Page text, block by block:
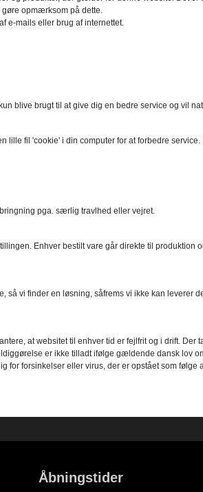
gøre opmærksom på dette.
e-mails eller brug af internettet.
blive brugt til at give dig en bedre service og vil
lille fil 'cookie' i din computer for at forbedre
pga. særlig travlhed eller vejret.
Enhver bestilt vare går direkte til
vi finder en løsning, såfrems vi ikke kan leverer
at websitet til enhver tid er fejlfrit og i drift.
er ikke tilladt ifølge gældende dansk lov
forsinkelser eller virus, der er opstået som følge
Åbningstider